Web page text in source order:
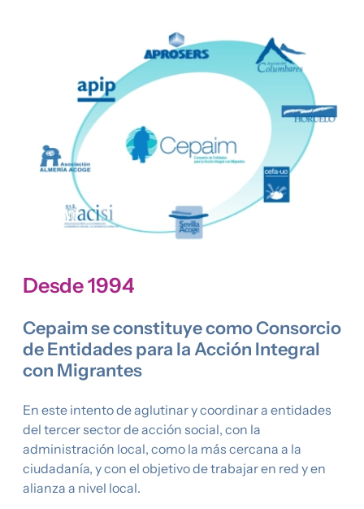
Desde 1994
Cepaim se constituye como Consorcio
de Entidades para la Acción Integral
con Migrantes
En este intento de aglutinar y coordinar a entidades
del tercer sector de acción social, con la
administración local, como la más cercana a la
ciudadanía, y con el objetivo de trabajar en red y en
alianza a nivel local.